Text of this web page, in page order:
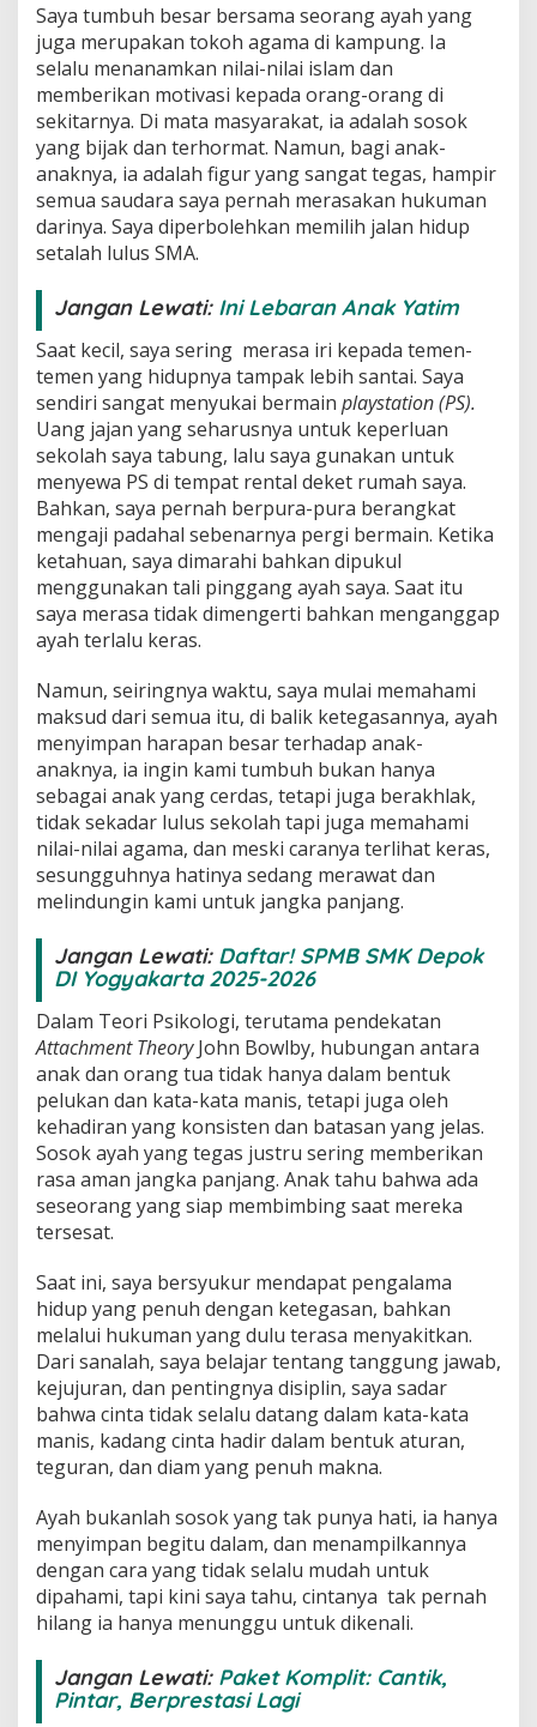
Saya tumbuh besar bersama seorang ayah yang
juga merupakan tokoh agama di kampung. Ia
selalu menanamkan nilai-nilai islam dan
memberikan motivasi kepada orang-orang di
sekitarnya. Di mata masyarakat, ia adalah sosok
yang bijak dan terhormat. Namun, bagi anak-
anaknya, ia adalah figur yang sangat tegas, hampir
semua saudara saya pernah merasakan hukuman
darinya. Saya diperbolehkan memilih jalan hidup
setalah lulus SMA.
Jangan Lewati: Ini Lebaran Anak Yatim
Saat kecil, saya sering merasa iri kepada temen-
temen yang hidupnya tampak lebih santai. Saya
sendiri sangat menyukai bermain playstation (PS).
Uang jajan yang seharusnya untuk keperluan
sekolah saya tabung, lalu saya gunakan untuk
menyewa PS di tempat rental deket rumah saya.
Bahkan, saya pernah berpura-pura berangkat
mengaji padahal sebenarnya pergi bermain. Ketika
ketahuan, saya dimarahi bahkan dipukul
menggunakan tali pinggang ayah saya. Saat itu
saya merasa tidak dimengerti bahkan menganggap
ayah terlalu keras.
Namun, seiringnya waktu, saya mulai memahami
maksud dari semua itu, di balik ketegasannya, ayah
menyimpan harapan besar terhadap anak-
anaknya, ia ingin kami tumbuh bukan hanya
sebagai anak yang cerdas, tetapi juga berakhlak,
tidak sekadar lulus sekolah tapi juga memahami
nilai-nilai agama, dan meski caranya terlihat keras,
sesungguhnya hatinya sedang merawat dan
melindungin kami untuk jangka panjang.
Jangan Lewati: Daftar! SPMB SMK Depok
DI Yogyakarta 2025-2026
Dalam Teori Psikologi, terutama pendekatan
Attachment TheoryJohn Bowlby, hubungan antara
anak dan orang tua tidak hanya dalam bentuk
pelukan dan kata-kata manis, tetapi juga oleh
kehadiran yang konsisten dan batasan yang jelas.
Sosok ayah yang tegas justru sering memberikan
rasa aman jangka panjang. Anak tahu bahwa ada
seseorang yang siap membimbing saat mereka
tersesat.
Saat ini, saya bersyukur mendapat pengalama
hidup yang penuh dengan ketegasan, bahkan
melalui hukuman yang dulu terasa menyakitkan.
Dari sanalah, saya belajar tentang tanggung jawab,
kejujuran, dan pentingnya disiplin, saya sadar
bahwa cinta tidak selalu datang dalam kata-kata
manis, kadang cinta hadir dalam bentuk aturan,
teguran, dan diam yang penuh makna.
Ayah bukanlah sosok yang tak punya hati, ia hanya
menyimpan begitu dalam, dan menampilkannya
dengan cara yang tidak selalu mudah untuk
dipahami, tapi kini saya tahu, cintanya tak pernah
hilang ia hanya menunggu untuk dikenali.
Jangan Lewati: Paket Komplit: Cantik,
Pintar, Berprestasi Lagi